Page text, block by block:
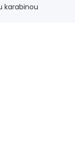
karabinou